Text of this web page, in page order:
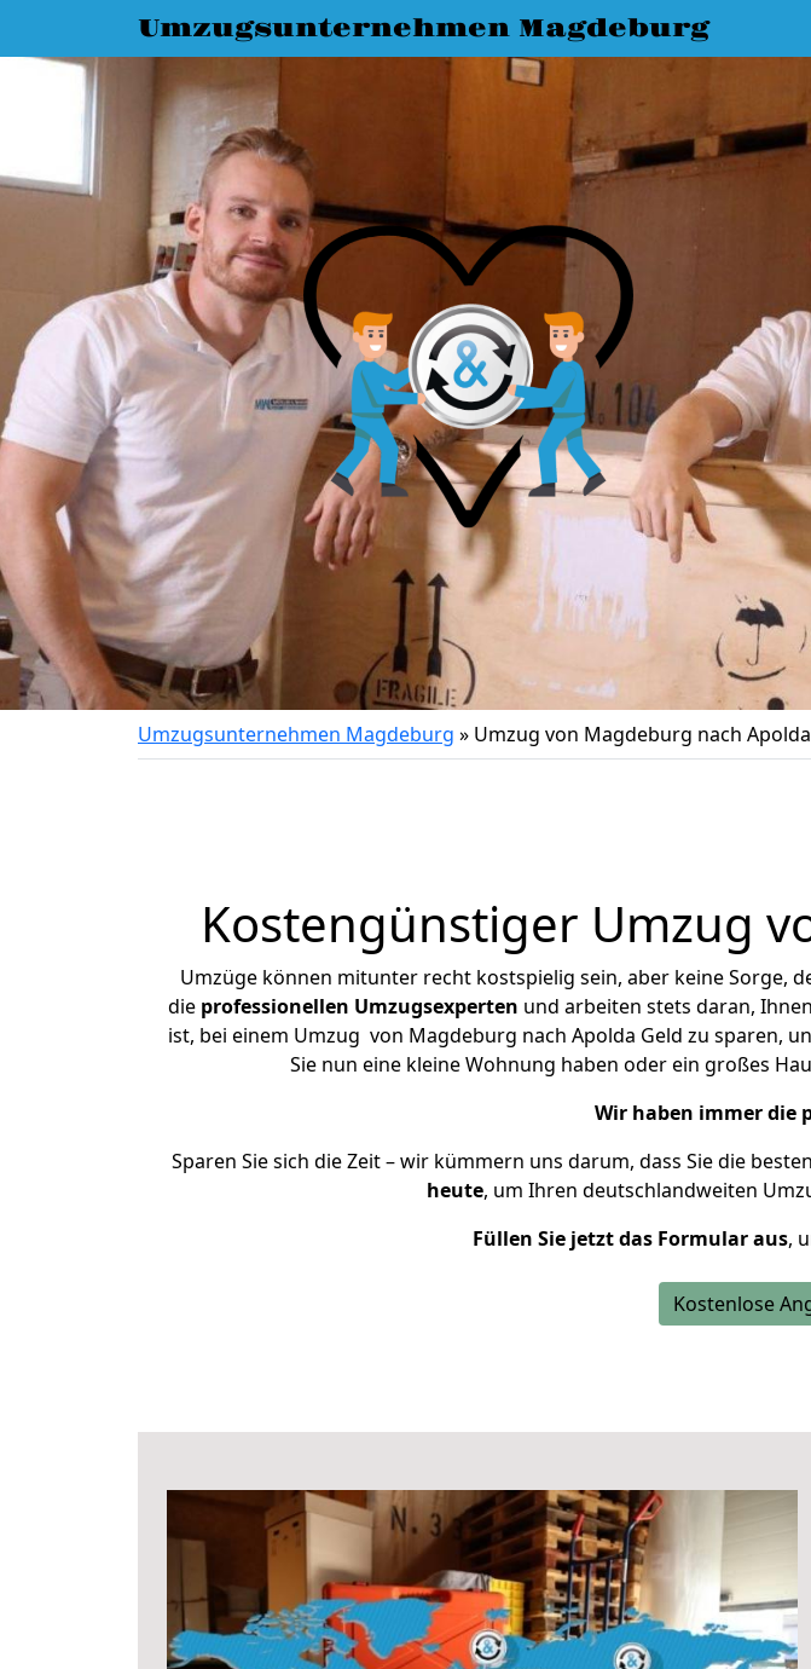
Umzugsunternehmen Magdeburg
Umzugsunternehmen Magdeburg » Umzug von Magdeburg nach Apolda
Kostengünstiger Umzug
Umzüge können mitunter recht kostspielig sein, aber keine Sorge,
die professionellen Umzugsexperten und arbeiten stets daran, Ihnen
ist, bei einem Umzug von Magdeburg nach Apolda Geld zu sparen,
Sie nun eine kleine Wohnung haben oder ein großes
Wir haben immer die
Sparen Sie sich die Zeit – wir kümmern uns darum, dass Sie die
heute, um Ihren deutschlandweiten
Füllen Sie jetzt das Formular aus,
Kostenlose